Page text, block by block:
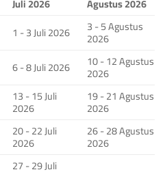
Juli 2026
Agustus 2026
1 - 3 Juli 2026 3 - 5 Agustus
2026
6 - 8 Juli 2026 10 - 12 Agustus
2026
13 - 15 Juli
2026
19 - 21 Agustus
2026
20 - 22 Juli
2026
26 - 28 Agustus
2026
27 - 29 Juli